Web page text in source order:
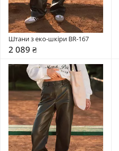
Штани з еко-шкіри BR-167
2 089 ₴